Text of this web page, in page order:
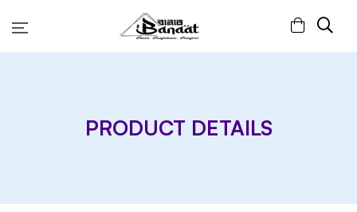
PRODUCT DETAILS